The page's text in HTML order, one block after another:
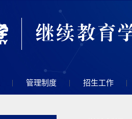
| 管理制度 | 招生工作 |